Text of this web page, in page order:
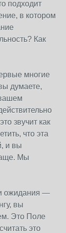
подходит
в котором
Как
многие
думаете,
звучит как
что эта
и вы
Мы
ожидания —
вы
Это Поле
это